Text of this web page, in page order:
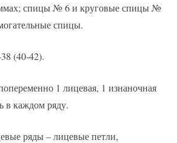
спицы № 6 и круговые спицы №
спицы.
(40-42).
1 лицевая, 1 изнаночная
в каждом ряду.
ряды – лицевые петли,